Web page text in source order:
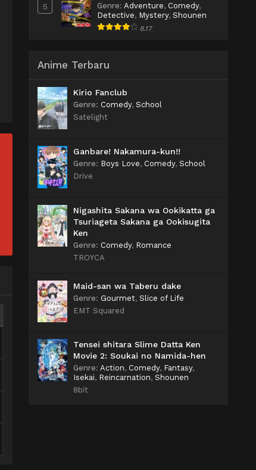
5 Genre: Adventure, Comedy,
Detective, Mystery, Shounen
8.17
Anime Terbaru
Kirio Fanclub
Genre: Comedy, School
Satelight
Ganbare! Nakamura-kun!!
Genre: Boys Love, Comedy, School
Drive
Nigashita Sakana wa Ookikatta ga
Tsuriageta Sakana ga Ookisugita
Ken
Genre: Comedy, Romance
TROYCA
Maid-san wa Taberu dake
Genre: Gourmet, Slice of Life
EMT Squared
Tensei shitara Slime Datta Ken
Movie 2: Soukai no Namida-hen
Genre: Action, Comedy, Fantasy,
Isekai, Reincarnation, Shounen
8bit